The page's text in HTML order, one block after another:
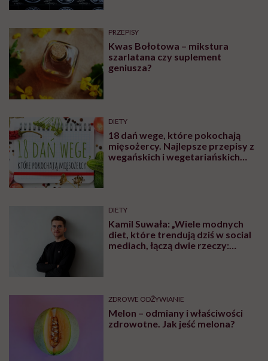
PRZEPISY
Kwas Bołotowa – mikstura
szarlatana czy suplement
geniusza?
DIETY
18 dań wege, które pokochają
mięsożercy. Najlepsze przepisy z
wegańskich i wegetariańskich
DIETY
Kamil Suwała: „Wiele modnych
diet, które trendują dziś w social
mediach, łączą dwie rzeczy:
ZDROWE ODŻYWIANIE
Melon – odmiany i właściwości
zdrowotne. Jak jeść melona?